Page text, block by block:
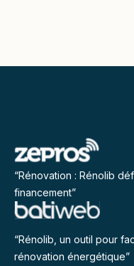
“Rénovation : Rénolib
financement”
“Rénolib, un outil pour
rénovation énergétique”